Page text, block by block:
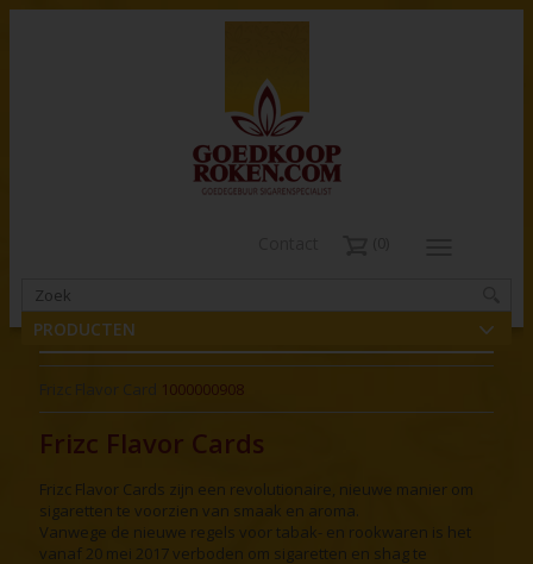
PRODUCTEN
1000000908
Frizc Flavor Cards
Frizc Flavor Cards zijn een revolutionaire, nieuwe manier om
sigaretten te voorzien van smaak en aroma.
Vanwege de nieuwe regels voor tabak- en rookwaren is het
vanaf 20 mei 2017 verboden om sigaretten en shag te